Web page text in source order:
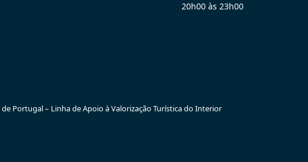
20h00 às 23h00
Portugal – Linha de Apoio à Valorização Turística do Interior